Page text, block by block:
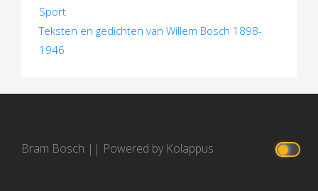
Sport
Teksten en gedichten van Willem Bosch 1898-
1946
Bram Bosch || Powered by Kolappus